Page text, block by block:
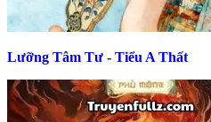
Lưỡng Tâm Tư - Tiểu A Thất